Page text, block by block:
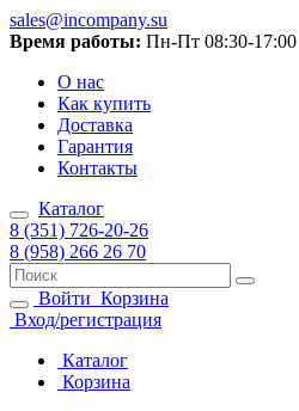
sales@incompany.su
Время работы: Пн-Пт 08:30-17:00
О нас
Как купить
Доставка
Гарантия
Контакты
Каталог
8 (351) 726-20-26
8 (958) 266 26 70
Войти Корзина
Вход/регистрация
Каталог
Корзина